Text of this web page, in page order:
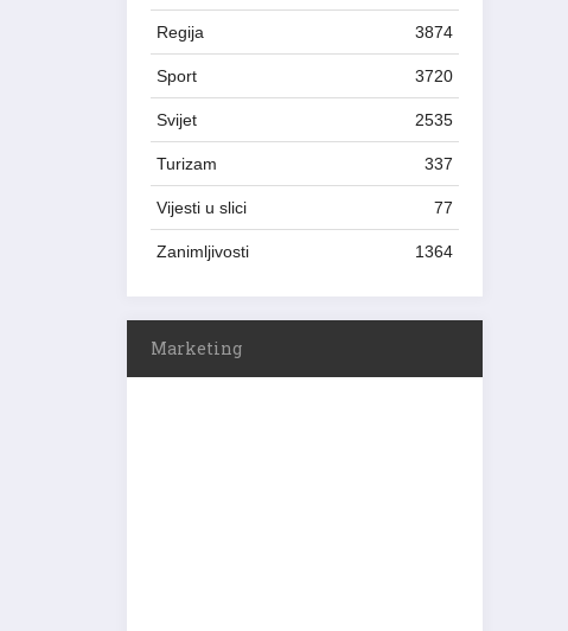
Regija 3874
Sport 3720
Svijet 2535
Turizam 337
Vijesti u slici 77
Zanimljivosti 1364
Marketing